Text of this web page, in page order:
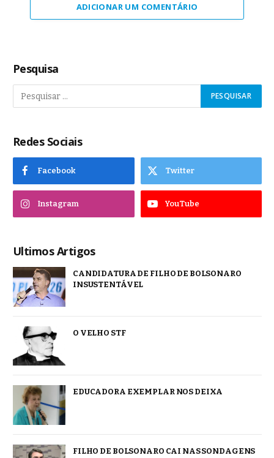
ADICIONAR UM COMENTÁRIO
Pesquisa
Redes Sociais
Facebook Twitter
Instagram YouTube
Ultimos Artigos
CANDIDATURA DE FILHO DE BOLSONARO
INSUSTENTÁVEL
O VELHO STF
EDUCADORA EXEMPLAR NOS DEIXA
FILHO DE BOLSONARO CAI NAS SONDAGENS